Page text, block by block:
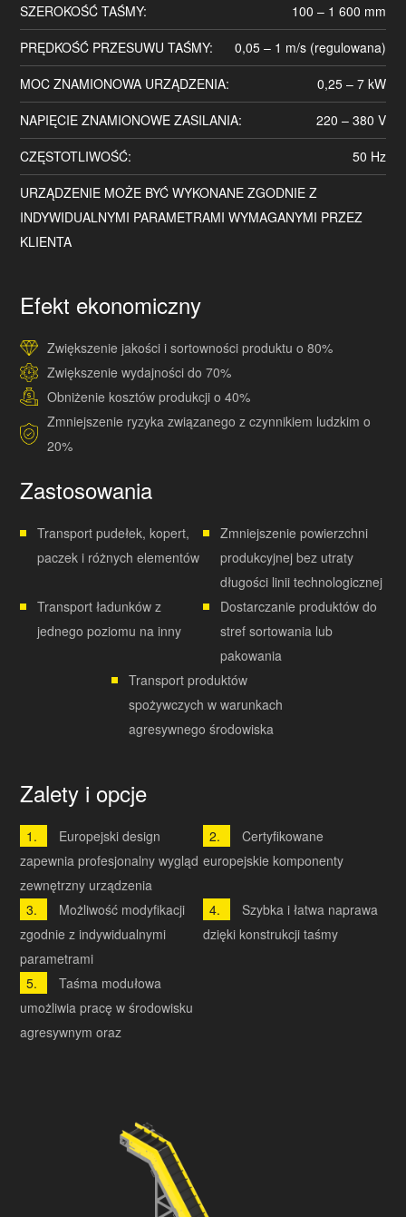
SZEROKOŚĆ TAŚMY:
100 – 1 600 mm
PRĘDKOŚĆ PRZESUWU TAŚMY:
0,05 – 1 m/s (regulowana)
MOC ZNAMIONOWA URZĄDZENIA:
0,25 – 7 kW
NAPIĘCIE ZNAMIONOWE ZASILANIA:
220 – 380 V
CZĘSTOTLIWOŚĆ:
50 Hz
URZĄDZENIE MOŻE BYĆ WYKONANE ZGODNIE Z
INDYWIDUALNYMI PARAMETRAMI WYMAGANYMI PRZEZ
KLIENTA
Efekt ekonomiczny
Zwiększenie jakości i sortowności produktu o 80%
Zwiększenie wydajności do 70%
Obniżenie kosztów produkcji o 40%
Zmniejszenie ryzyka związanego z czynnikiem ludzkim o
20%
Zastosowania
Transport pudełek, kopert,
paczek i różnych elementów
Zmniejszenie powierzchni
produkcyjnej bez utraty
długości linii technologicznej
Transport ładunków z
jednego poziomu na inny
Dostarczanie produktów do
stref sortowania lub
pakowania
Transport produktów
spożywczych w warunkach
agresywnego środowiska
Zalety i opcje
Europejski design
zapewnia profesjonalny wygląd
zewnętrzny urządzenia
Certyfikowane
europejskie komponenty
Możliwość modyfikacji
zgodnie z indywidualnymi
parametrami
Szybka i łatwa naprawa
dzięki konstrukcji taśmy
Taśma modułowa
umożliwia pracę w środowisku
agresywnym oraz